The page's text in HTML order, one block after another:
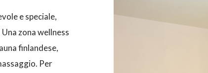
e speciale,
zona wellness
finlandese,
Per